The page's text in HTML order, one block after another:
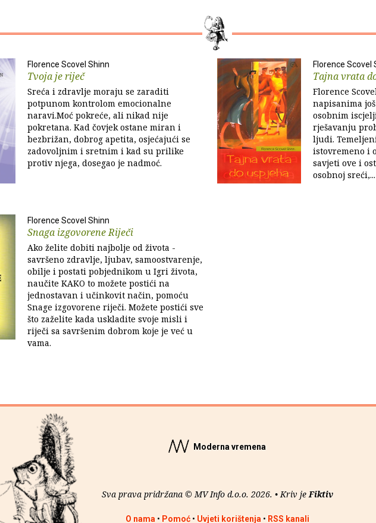
Florence Scovel Shinn
Tvoja je riječ
Sreća i zdravlje moraju se zaraditi
potpunom kontrolom emocionalne
naravi.Moć pokreće, ali nikad nije
pokretana. Kad čovjek ostane miran i
bezbrižan, dobrog apetita, osjećajući se
zadovoljnim i sretnim i kad su prilike
protiv njega, dosegao je nadmoć.
Florence Scovel
Tajna vrata
Florence
napisanima
osobnim
rješavanju
ljudi.
istovremeno i
savjeti ove i
osobnoj sreći,...
Florence Scovel Shinn
Snaga izgovorene Riječi
Ako želite dobiti najbolje od života -
savršeno zdravlje, ljubav, samoostvarenje,
obilje i postati pobjednikom u Igri života,
naučite KAKO to možete postići na
jednostavan i učinkovit način, pomoću
Snage izgovorene riječi. Možete postići sve
što zaželite kada uskladite svoje misli i
riječi sa savršenim dobrom koje je već u
vama.
Moderna vremena
Sva prava pridržana © MV Info d.o.o. 2026. • Kriv jeFiktiv
O nama • Pomoć• Uvjeti korištenja • RSS kanali